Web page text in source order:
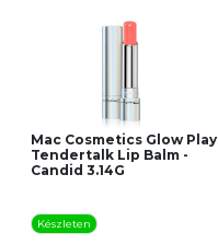
Mac Cosmetics Glow Play
Tendertalk Lip Balm -
Candid 3.14G
Készleten